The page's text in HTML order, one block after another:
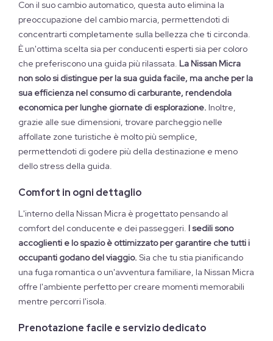
Con il suo cambio automatico, questa auto elimina la
preoccupazione del cambio marcia, permettendoti di
concentrarti completamente sulla bellezza che ti circonda.
È un'ottima scelta sia per conducenti esperti sia per coloro
che preferiscono una guida più rilassata. La Nissan Micra
non solo si distingue per la sua guida facile, ma anche per la
sua efficienza nel consumo di carburante, rendendola
economica per lunghe giornate di esplorazione. Inoltre,
grazie alle sue dimensioni, trovare parcheggio nelle
affollate zone turistiche è molto più semplice,
permettendoti di godere più della destinazione e meno
dello stress della guida.
Comfort in ogni dettaglio
L'interno della Nissan Micra è progettato pensando al
comfort del conducente e dei passeggeri. I sedili sono
accoglienti e lo spazio è ottimizzato per garantire che tutti i
occupanti godano del viaggio. Sia che tu stia pianificando
una fuga romantica o un'avventura familiare, la Nissan Micra
offre l'ambiente perfetto per creare momenti memorabili
mentre percorri l'isola.
Prenotazione facile e servizio dedicato